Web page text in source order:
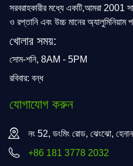
সরবরাহকারীর মধ্যে একটি,আমরা 2001
ও রপ্তানি এবং উচ্চ মানের
খোলার সময়:
সোম-শনি, 8AM - 5PM
রবিবার: বন্ধ
যোগাযোগ করুন
নং 52, ডংমিং রোড, ঝেংঝো,
+86 181 3778 2032